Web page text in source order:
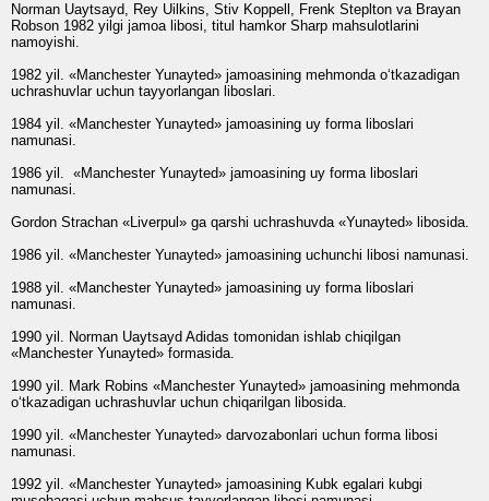
Norman Uaytsayd, Rey Uilkins, Stiv Koppell, Frenk Steplton va Brayan
Robson 1982 yilgi jamoa libosi, titul hamkor Sharp mahsulotlarini
namoyishi.
1982 yil. «Manchester Yunayted» jamoasining mehmonda o‘tkazadigan
uchrashuvlar uchun tayyorlangan liboslari.
1984 yil. «Manchester Yunayted» jamoasining uy forma liboslari
namunasi.
1986 yil. «Manchester Yunayted» jamoasining uy forma liboslari
namunasi.
Gordon Strachan «Liverpul» ga qarshi uchrashuvda «Yunayted» libosida.
1986 yil. «Manchester Yunayted» jamoasining uchunchi libosi namunasi.
1988 yil. «Manchester Yunayted» jamoasining uy forma liboslari
namunasi.
1990 yil. Norman Uaytsayd Adidas tomonidan ishlab chiqilgan
«Manchester Yunayted» formasida.
1990 yil. Mark Robins «Manchester Yunayted» jamoasining mehmonda
o‘tkazadigan uchrashuvlar uchun chiqarilgan libosida.
1990 yil. «Manchester Yunayted» darvozabonlari uchun forma libosi
namunasi.
1992 yil. «Manchester Yunayted» jamoasining Kubk egalari kubgi